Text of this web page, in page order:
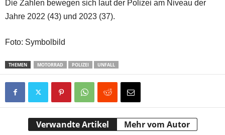
Die Zahlen bewegen sich laut der Polizei am Niveau der
Jahre 2022 (43) und 2023 (37).
Foto: Symbolbild
THEMEN MOTORRAD POLIZEI UNFALL
Verwandte Artikel Mehr vom Autor